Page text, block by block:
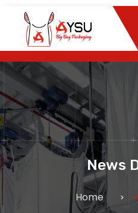
News
Home